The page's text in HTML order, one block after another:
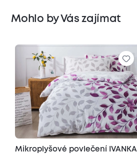
Mohlo by Vás zajímat
Mikroplyšové povlečení IVANKA